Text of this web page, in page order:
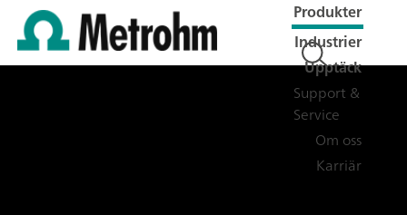
Produkter
Industrier
Upptäck
Support &
Service
Om oss
Karriär